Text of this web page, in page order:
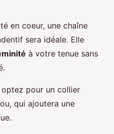
en coeur, une chaîne
sera idéale. Elle
à votre tenue sans
pour un collier
qui ajoutera une